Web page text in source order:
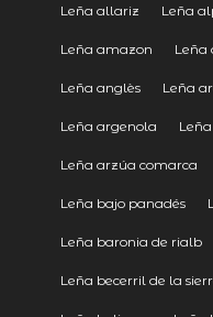
Leña allariz Leña
Leña amazon Leña
Leña anglès Leña
Leña argenola
Leña arzúa comarca
Leña bajo panadés
Leña baronia de rialb
Leña becerril de la